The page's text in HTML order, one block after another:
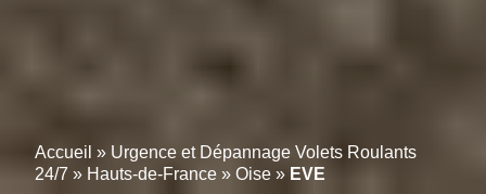
Accueil » Urgence et Dépannage Volets Roulants
24/7 » Hauts-de-France » Oise » EVE